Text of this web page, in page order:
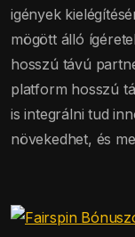
igények
mögött álló
hosszú távú
platform hosszú
is integrálni tud
növekedhet, és